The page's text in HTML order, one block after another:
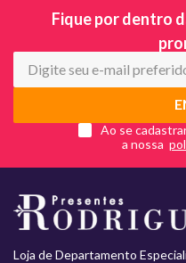
Fique por dentro
Ao se
a nossa
Loja de Departamento